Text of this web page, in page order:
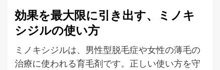
効果を最大限に引き出す、ミノキ
シジルの使い方
ミノキシジルは、男性型脱毛症や女性の薄毛の
治療に使われる育毛剤です。正しい使い方を守